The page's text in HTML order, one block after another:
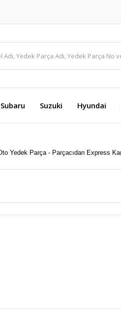
Subaru Suzuki Hyundai